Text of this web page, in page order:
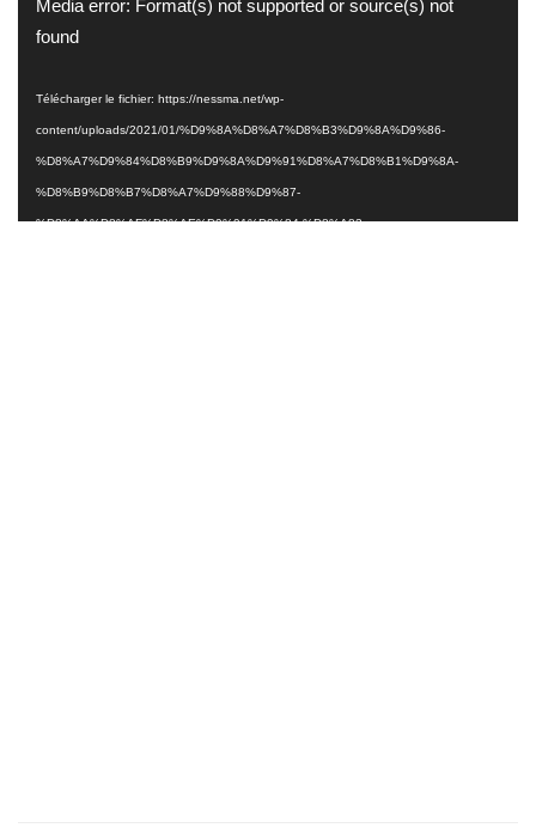
vidéo
Media error: Format(s) not supported or source(s) not
found
Télécharger le fichier: https://nessma.net/wp-
content/uploads/2021/01/%D9%8A%D8%A7%D8%B3%D9%8A%D9%86-
%D8%A7%D9%84%D8%B9%D9%8A%D9%91%D8%A7%D8%B1%D9%8A-
%D8%B9%D8%B7%D8%A7%D9%88%D9%87-
%D8%AA%D8%AF%D8%AE%D9%91%D9%84-%D8%A83-